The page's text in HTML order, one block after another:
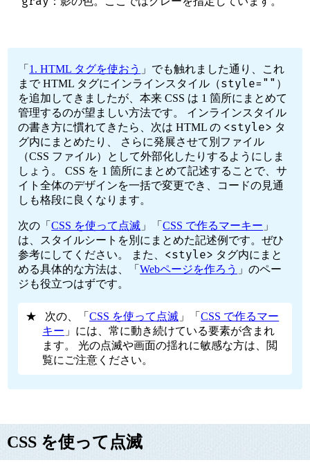
「 1. HTML タグを使おう 」でも触れました通り、これ
まで HTML タグにインラインスタイル（style="" ）
を追加してきましたが、本来 CSS は 1 箇所にまとめて
管理するのが望ましい方法です。 インラインスタイル
の書き方に慣れてきたら、次は HTML の <style> タ
グ内にまとめたり、 さらに発展させて別ファイル
（CSS ファイル）として外部化したりするようにしま
しょう。 CSS を 1 箇所にまとめて記述することで、サ
イト全体のデザインを一括で変更でき、コードの見通
しも格段に良くなります。
次の「CSS を使って点滅 」「CSS で作るマーキー 」
は、スタイルシートを別にまとめた記述例です。ぜひ
参考にしてください。 また、 <style> タグ内にまと
める具体的な方法は、「Webページを作ろう 」のペー
ジも役立つはずです。
次の、「CSS を使って点滅 」「CSS で作るマー
キー 」には、常に動き続けている要素が含まれ
ます。 光の点滅や画面の揺れに敏感な方は、閲
覧にご注意ください。
CSS を使って点滅